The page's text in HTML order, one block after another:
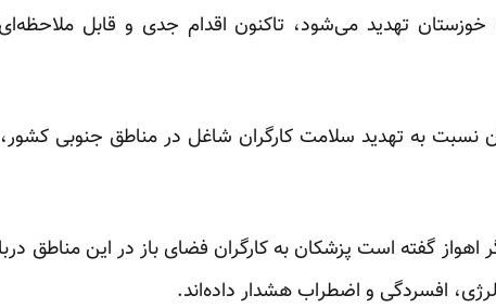
خوزستان تهدید می‌شود، تاکنون اقدام جدی و قابل
نسبت به تهدید سلامت کارگران شاغل در مناطق جنوبی
اهواز گفته است پزشکان به کارگران فضای باز در این مناطق
افسردگی و اضطراب هشدار داده‌اند.